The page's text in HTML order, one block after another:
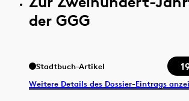
der GGG
Stadtbuch-Artikel
Weitere Details des Dossier-Eintrags